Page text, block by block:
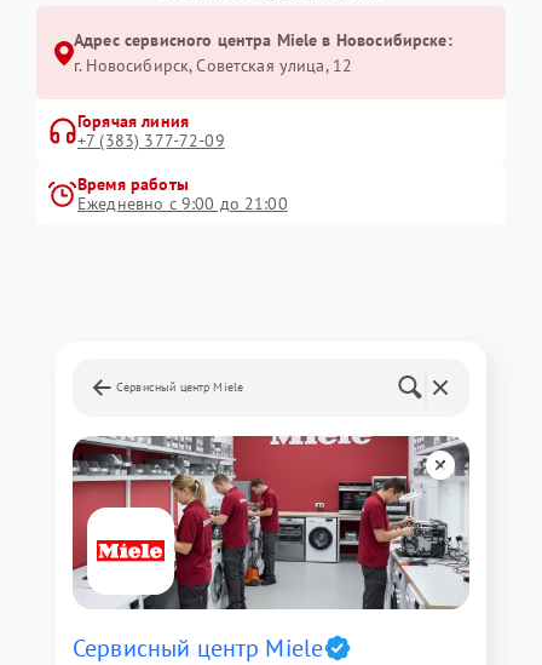
Адрес сервисного центра Miele в Новосибирске:
г. Новосибирск, Советская улица, 12
Горячая линия
+7 (383) 377-72-09
Время работы
Ежедневно с 9:00 до 21:00
Сервисный центр Miele
Сервисный центр Miele